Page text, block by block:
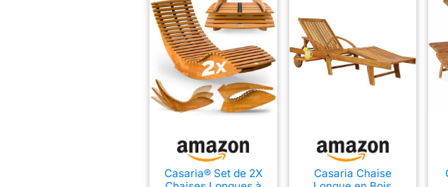
Casaria® Set de 2X
Casaria Chaise